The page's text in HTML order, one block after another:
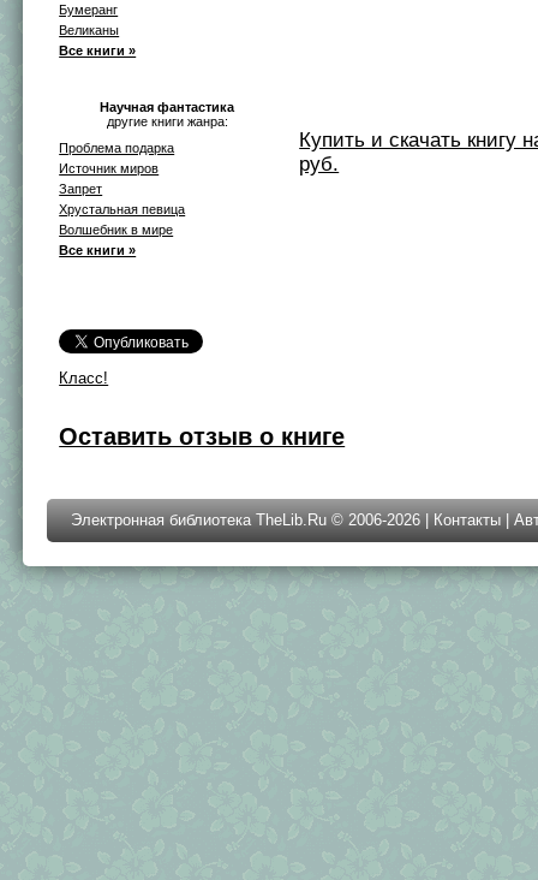
Бумеранг
Великаны
Все книги »
Научная фантастика
другие книги жанра:
Проблема подарка
Источник миров
Запрет
Хрустальная певица
Волшебник в мире
Все книги »
Класс!
Купить и скачать книгу
руб.
Оставить отзыв о книге
Электронная библиотека TheLib.Ru © 2006-2026 | Контакты |